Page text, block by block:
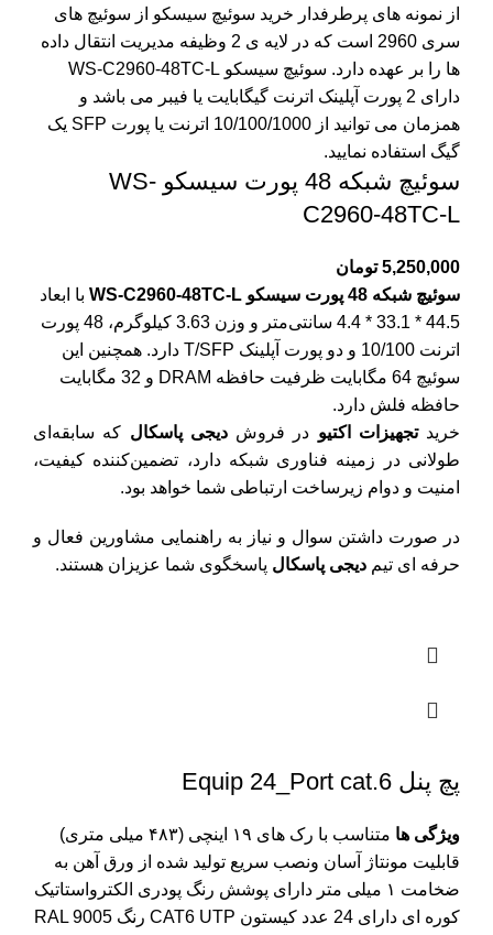
سوئیچ شبکه 48 پورت سیسکو WS-
C2960-48TC-L
5,250,000 تومان
سوئیچ شبکه 48 پورت سیسکو WS-C2960-48TC-L
با ابعاد
44.5 * 33.1 * 4.4 سانتی‌متر و وزن 3.63 کیلوگرم، 48 پورت
اترنت 10/100 و دو پورت آپلینک T/SFP دارد. همچنین این
سوئیچ 64 مگابایت ظرفیت حافظه DRAM و 32 مگابایت
حافظه فلش دارد.
خریدتجهیزات اکتیو در فروشدیجی پاسکال که سابقه‌ای
طولانی در زمینه فناوری شبکه دارد، تضمین‌کننده کیفیت،
امنیت و دوام زیرساخت ارتباطی شما خواهد بود.
در صورت داشتن سوال و نیاز به راهنمایی مشاورین فعال و
حرفه ای تیم دیجی پاسکال پاسخگوی شما عزیزان هستند.
پچ پنل Equip 24_Port cat.6
ویژگی ها
متناسب با رک های ۱۹ اینچی (۴۸۳ میلی متری)
قابلیت مونتاژ آسان ونصب سریع تولید شده از ورق آهن به
ضخامت ۱ میلی متر دارای پوشش رنگ پودری الکترواستاتیک
کوره ای دارای 24 عدد کیستون CAT6 UTP رنگ RAL 9005